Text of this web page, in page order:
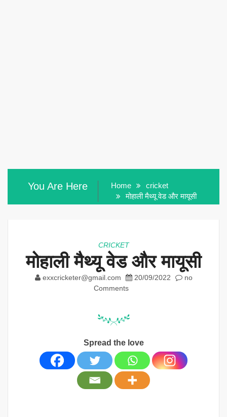
You Are Here Home
cricket
मोहाली मैथ्यू वेड और मायूसी
CRICKET
मोहाली मैथ्यू वेड और मायूसी
exxcricketer@gmail.com 20/09/2022
no
Comments
Spread the love